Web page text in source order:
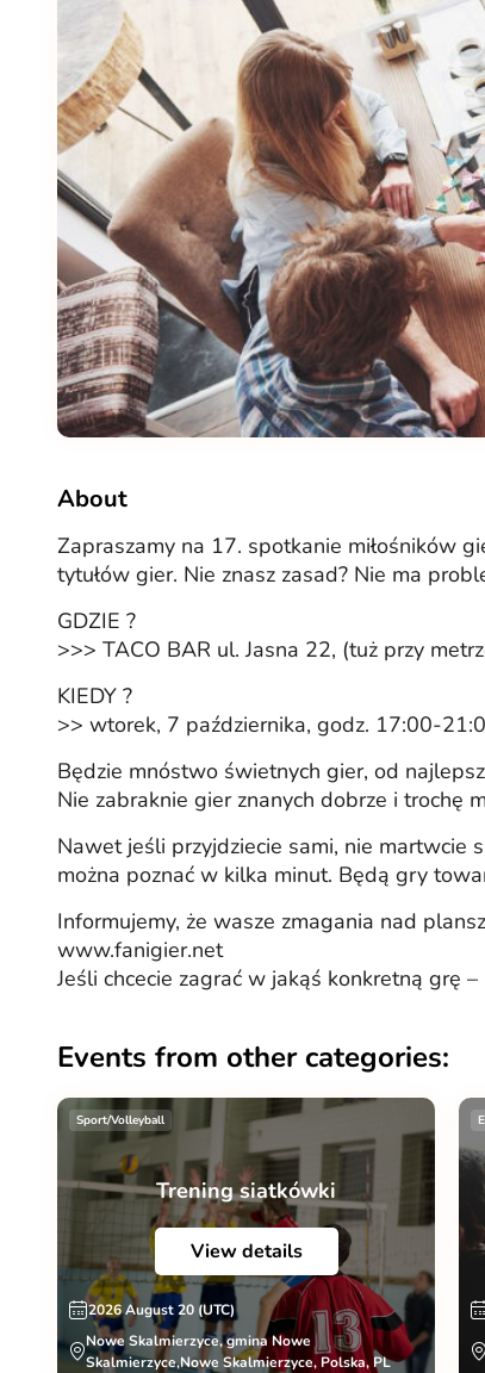
About
Zapraszamy na 17. spotkanie miłośników
tytułów gier. Nie znasz zasad? Nie ma
GDZIE ?
>>> TACO BAR ul. Jasna 22, (tuż przy
KIEDY ?
>> wtorek, 7 października, godz. 17:00-
Będzie mnóstwo świetnych gier, od
Nie zabraknie gier znanych dobrze i trochę
Nawet jeśli przyjdziecie sami, nie martwcie
można poznać w kilka minut. Będą gry
Informujemy, że wasze zmagania nad
www.fanigier.net
Jeśli chcecie zagrać w jakąś konkretną grę
Events from other categories:
Sport/Volleyball
Trening siatkówki
View details
2026 August 20 (UTC)
Nowe Skalmierzyce, gmina Nowe
Skalmierzyce,Nowe Skalmierzyce, Polska, PL